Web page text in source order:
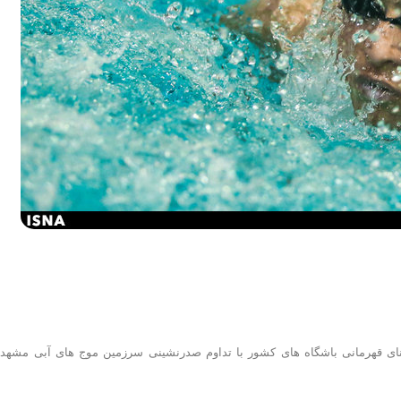
مسابقات شنای قهرمانی باشگاه های کشور با تداوم صدرنشینی سرزمین موج های آبی